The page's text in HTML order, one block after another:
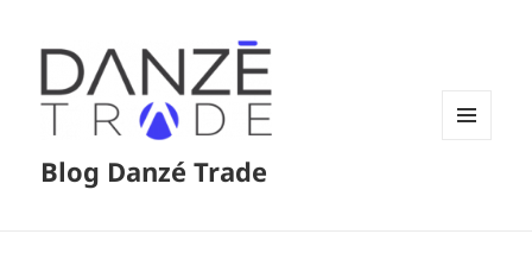
Blog Danzé Trade